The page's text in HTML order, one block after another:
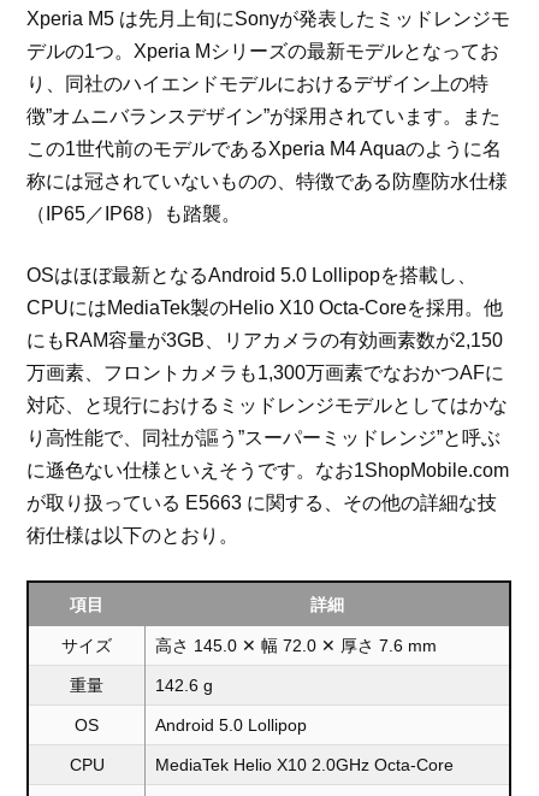
Xperia M5 は先月上旬にSonyが発表したミッドレンジモ
デルの1つ。Xperia Mシリーズの最新モデルとなってお
り、同社のハイエンドモデルにおけるデザイン上の特
徴”オムニバランスデザイン”が採用されています。また
この1世代前のモデルであるXperia M4 Aquaのように名
称には冠されていないものの、特徴である防塵防水仕様
（IP65／IP68）も踏襲。
OSはほぼ最新となるAndroid 5.0 Lollipopを搭載し、
CPUにはMediaTek製のHelio X10 Octa-Coreを採用。他
にもRAM容量が3GB、リアカメラの有効画素数が2,150
万画素、フロントカメラも1,300万画素でなおかつAFに
対応、と現行におけるミッドレンジモデルとしてはかな
り高性能で、同社が謳う”スーパーミッドレンジ”と呼ぶ
に遜色ない仕様といえそうです。なお1ShopMobile.com
が取り扱っている E5663 に関する、その他の詳細な技
術仕様は以下のとおり。
項目 詳細
サイズ 高さ 145.0 ✕ 幅 72.0 ✕ 厚さ 7.6 mm
重量 142.6 g
OS Android 5.0 Lollipop
CPU MediaTek Helio X10 2.0GHz Octa-Core